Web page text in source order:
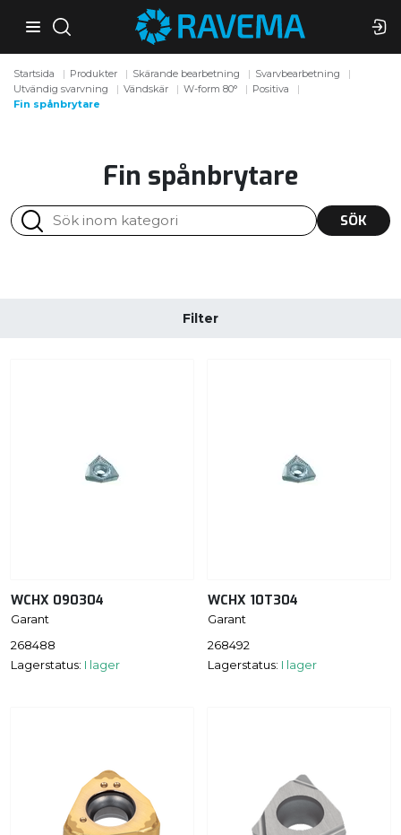
Startsida Produkter Skärande bearbetning
Svarvbearbetning
Utvändig svarvning
Vändskär W-form 80°
Positiva
Fin spånbrytare
Fin spånbrytare
SÖK
Filter
WCHX 090304
Garant
268488
Lagerstatus: I lager
WCHX 10T304
Garant
268492
Lagerstatus: I lager